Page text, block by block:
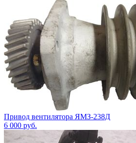
Привод вентилятора ЯМЗ-238Д
6 000 руб.